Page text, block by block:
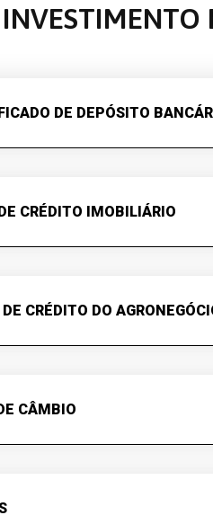
DE DEPÓSITO
CRÉDITO IMOBILIÁRIO
CRÉDITO DO
CÂMBIO